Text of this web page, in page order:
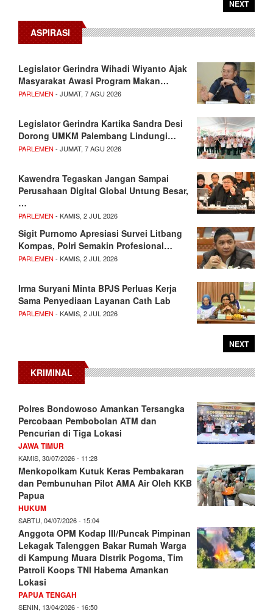
NEXT
ASPIRASI
Legislator Gerindra Wihadi Wiyanto Ajak
Masyarakat Awasi Program Makan…
PARLEMEN - JUMAT, 7 AGU 2026
Legislator Gerindra Kartika Sandra Desi
Dorong UMKM Palembang Lindungi…
PARLEMEN - JUMAT, 7 AGU 2026
Kawendra Tegaskan Jangan Sampai
Perusahaan Digital Global Untung Besar,
…
PARLEMEN - KAMIS, 2 JUL 2026
Sigit Purnomo Apresiasi Survei Litbang
Kompas, Polri Semakin Profesional…
PARLEMEN - KAMIS, 2 JUL 2026
Irma Suryani Minta BPJS Perluas Kerja
Sama Penyediaan Layanan Cath Lab
PARLEMEN - KAMIS, 2 JUL 2026
NEXT
KRIMINAL
Polres Bondowoso Amankan Tersangka
Percobaan Pembobolan ATM dan
Pencurian di Tiga Lokasi
JAWA TIMUR
KAMIS, 30/07/2026 - 11:28
Menkopolkam Kutuk Keras Pembakaran
dan Pembunuhan Pilot AMA Air Oleh KKB
Papua
HUKUM
SABTU, 04/07/2026 - 15:04
Anggota OPM Kodap III/Puncak Pimpinan
Lekagak Talenggen Bakar Rumah Warga
di Kampung Muara Distrik Pogoma, Tim
Patroli Koops TNI Habema Amankan
Lokasi
PAPUA TENGAH
SENIN, 13/04/2026 - 16:50